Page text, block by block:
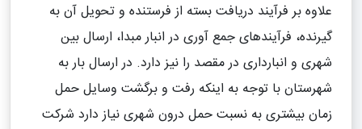
علاوه بر فرآیند دریافت بسته از فرستنده و تحویل آن به
گیرنده، فرآیندهای جمع آوری در انبار مبدا، ارسال بین
شهری و انبارداری در مقصد را نیز دارد. در ارسال بار به
شهرستان با توجه به اینکه رفت و برگشت وسایل حمل
زمان بیشتری به نسبت حمل درون شهری نیاز دارد شرکت